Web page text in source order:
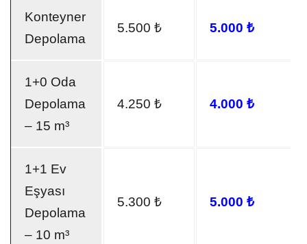
Konteyner
Depolama
5.500 ₺ 5.000 ₺
1+0 Oda
Depolama
– 15 m³
4.250 ₺ 4.000 ₺
1+1 Ev
Eşyası
Depolama
– 10 m³
5.300 ₺ 5.000 ₺